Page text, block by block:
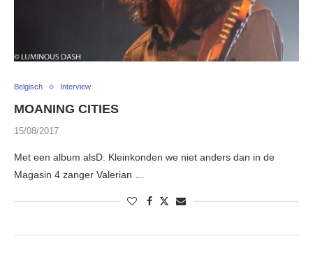
Belgisch Interview
MOANING CITIES
15/08/2017
Met een album alsD. Kleinkonden we niet anders dan in de
Magasin 4 zanger Valerian …